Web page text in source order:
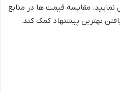
مقایسه قیمت ها در منابع
بهترین پیشنهاد کمک کند.